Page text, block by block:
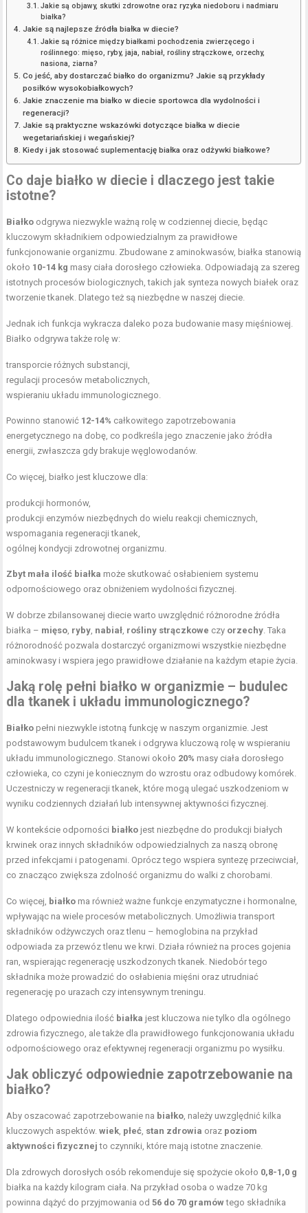
Jakie są objawy, skutki zdrowotne oraz ryzyka niedoboru i nadmiaru
białka?
Jakie są najlepsze źródła białka w diecie?
Jakie są różnice między białkami pochodzenia zwierzęcego i
roślinnego: mięso, ryby, jaja, nabiał, rośliny strączkowe, orzechy,
nasiona, ziarna?
Co jeść, aby dostarczać białko do organizmu? Jakie są przykłady
posiłków wysokobiałkowych?
Jakie znaczenie ma białko w diecie sportowca dla wydolności i
regeneracji?
Jakie są praktyczne wskazówki dotyczące białka w diecie
wegetariańskiej i wegańskiej?
Kiedy i jak stosować suplementację białka oraz odżywki białkowe?
Co daje białko w diecie i dlaczego jest takie
istotne?
Białko odgrywa niezwykle ważną rolę w codziennej diecie, będąc
kluczowym składnikiem odpowiedzialnym za prawidłowe
funkcjonowanie organizmu. Zbudowane z aminokwasów, białka stanowią
około 10-14 kg masy ciała dorosłego człowieka. Odpowiadają za szereg
istotnych procesów biologicznych, takich jak synteza nowych białek oraz
tworzenie tkanek. Dlatego też są niezbędne w naszej diecie.
Jednak ich funkcja wykracza daleko poza budowanie masy mięśniowej.
Białko odgrywa także rolę w:
transporcie różnych substancji,
regulacji procesów metabolicznych,
wspieraniu układu immunologicznego.
Powinno stanowić 12-14% całkowitego zapotrzebowania
energetycznego na dobę, co podkreśla jego znaczenie jako źródła
energii, zwłaszcza gdy brakuje węglowodanów.
Co więcej, białko jest kluczowe dla:
produkcji hormonów,
produkcji enzymów niezbędnych do wielu reakcji chemicznych,
wspomagania regeneracji tkanek,
ogólnej kondycji zdrowotnej organizmu.
Zbyt mała ilość białka może skutkować osłabieniem systemu
odpornościowego oraz obniżeniem wydolności fizycznej.
W dobrze zbilansowanej diecie warto uwzględnić różnorodne źródła
białka – mięso ryby nabiał rośliny strączkowe czy orzechy . Taka
różnorodność pozwala dostarczyć organizmowi wszystkie niezbędne
aminokwasy i wspiera jego prawidłowe działanie na każdym etapie życia.
Jaką rolę pełni białko w organizmie – budulec
dla tkanek i układu immunologicznego?
Białko pełni niezwykle istotną funkcję w naszym organizmie. Jest
podstawowym budulcem tkanek i odgrywa kluczową rolę w wspieraniu
układu immunologicznego. Stanowi około 20% masy ciała dorosłego
człowieka, co czyni je koniecznym do wzrostu oraz odbudowy komórek.
Uczestniczy w regeneracji tkanek, które mogą ulegać uszkodzeniom w
wyniku codziennych działań lub intensywnej aktywności fizycznej.
W kontekście odporności białko jest niezbędne do produkcji białych
krwinek oraz innych składników odpowiedzialnych za naszą obronę
przed infekcjami i patogenami. Oprócz tego wspiera syntezę przeciwciał,
co znacząco zwiększa zdolność organizmu do walki z chorobami.
Co więcej, białko ma również ważne funkcje enzymatyczne i hormonalne,
wpływając na wiele procesów metabolicznych. Umożliwia transport
składników odżywczych oraz tlenu – hemoglobina na przykład
odpowiada za przewóz tlenu we krwi. Działa również na proces gojenia
ran, wspierając regenerację uszkodzonych tkanek. Niedobór tego
składnika może prowadzić do osłabienia mięśni oraz utrudniać
regenerację po urazach czy intensywnym treningu.
Dlatego odpowiednia ilość białka jest kluczowa nie tylko dla ogólnego
zdrowia fizycznego, ale także dla prawidłowego funkcjonowania układu
odpornościowego oraz efektywnej regeneracji organizmu po wysiłku.
Jak obliczyć odpowiednie zapotrzebowanie na
białko?
Aby oszacować zapotrzebowanie na białko , należy uwzględnić kilka
kluczowych aspektów.wiek płeć stan zdrowia oraz poziom
aktywności fizycznej to czynniki, które mają istotne znaczenie.
Dla zdrowych dorosłych osób rekomenduje się spożycie około 0,8-1,0 g
białka na każdy kilogram ciała. Na przykład osoba o wadze 70 kg
powinna dążyć do przyjmowania od56 do 70 gramówtego składnika